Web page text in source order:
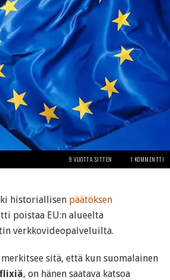
9 VUOTTA SITTEN 1 KOMMENTTI
historiallisen päätöksen
poistaa EU:n alueelta
verkkovideopalveluilta.
merkitsee sitä, että kun suomalainen
, on hänen saatava katsoa